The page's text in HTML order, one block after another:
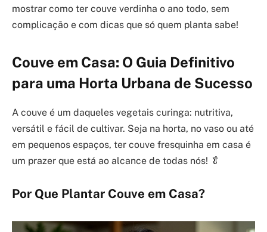
mostrar como ter couve verdinha o ano todo, sem
complicação e com dicas que só quem planta sabe!
Couve em Casa: O Guia Definitivo
para uma Horta Urbana de Sucesso
A couve é um daqueles vegetais curinga: nutritiva,
versátil e fácil de cultivar. Seja na horta, no vaso ou até
em pequenos espaços, ter couve fresquinha em casa é
um prazer que está ao alcance de todas nós! 🥬
Por Que Plantar Couve em Casa?